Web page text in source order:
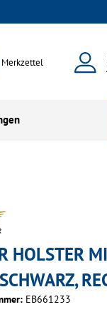
Merkzettel
HOLSTER
EB661233